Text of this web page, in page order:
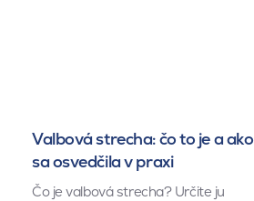
Valbová strecha: čo to je a ako
sa osvedčila v praxi
Čo je valbová strecha? Určite ju